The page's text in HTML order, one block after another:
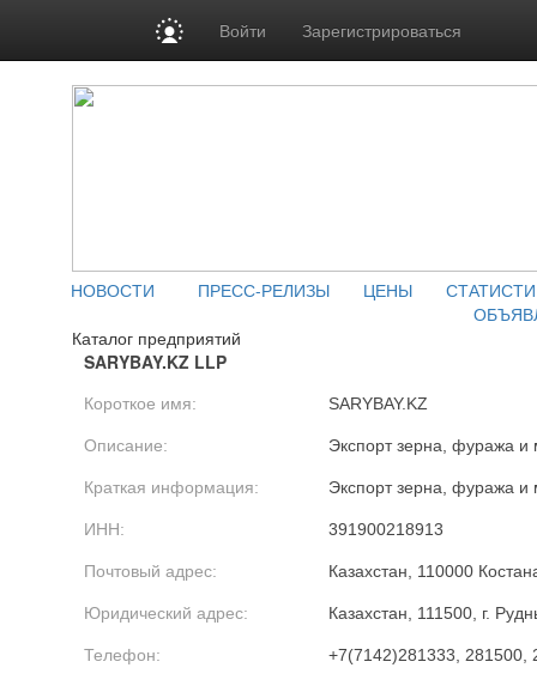
Войти Зарегистрироваться
НОВОСТИ ПРЕСС-РЕЛИЗЫ ЦЕНЫ
Каталог предприятий
SARYBAY.KZ LLP
Короткое имя: SARYBAY.KZ
Описание: Экспорт зерна, фуража
Краткая информация: Экспорт зерна, фуража
ИНН: 391900218913
Почтовый адрес: Казахстан, 110000
Юридический адрес: Казахстан, 111500, г.
Телефон: +7(7142)281333, 281500,